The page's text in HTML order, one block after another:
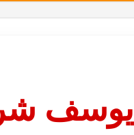
يوسف